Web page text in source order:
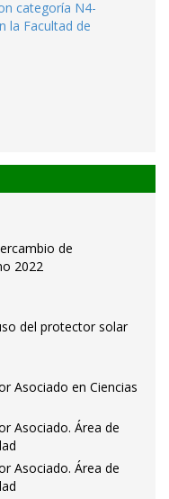
categoría N4-
la Facultad de
de
2022
del protector solar
Asociado en Ciencias
Asociado. Área de
Asociado. Área de